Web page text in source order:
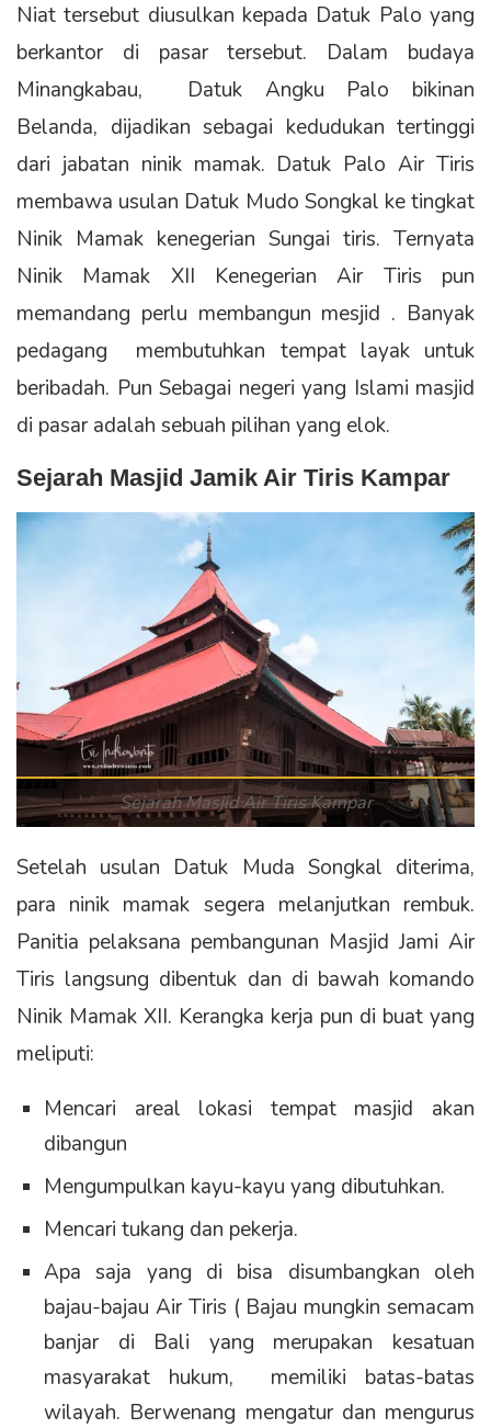
Niat tersebut diusulkan kepada Datuk Palo yang
berkantor di pasar tersebut. Dalam budaya
Minangkabau, Datuk Angku Palo bikinan
Belanda, dijadikan sebagai kedudukan tertinggi
dari jabatan ninik mamak. Datuk Palo Air Tiris
membawa usulan Datuk Mudo Songkal ke tingkat
Ninik Mamak kenegerian Sungai tiris. Ternyata
Ninik Mamak XII Kenegerian Air Tiris pun
memandang perlu membangun mesjid . Banyak
pedagang membutuhkan tempat layak untuk
beribadah. Pun Sebagai negeri yang Islami masjid
di pasar adalah sebuah pilihan yang elok.
Sejarah Masjid Jamik Air Tiris Kampar
Sejarah Masjid Air Tiris Kampar
Setelah usulan Datuk Muda Songkal diterima,
para ninik mamak segera melanjutkan rembuk.
Panitia pelaksana pembangunan Masjid Jami Air
Tiris langsung dibentuk dan di bawah komando
Ninik Mamak XII. Kerangka kerja pun di buat yang
meliputi:
Mencari areal lokasi tempat masjid akan
dibangun
Mengumpulkan kayu-kayu yang dibutuhkan.
Mencari tukang dan pekerja.
Apa saja yang di bisa disumbangkan oleh
bajau-bajau Air Tiris ( Bajau mungkin semacam
banjar di Bali yang merupakan kesatuan
masyarakat hukum, memiliki batas-batas
wilayah. Berwenang mengatur dan mengurus